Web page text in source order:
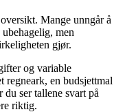
Mange unngår å
men
gjør.
og variable
regneark, en budsjettmal
ser tallene svart på
riktig.